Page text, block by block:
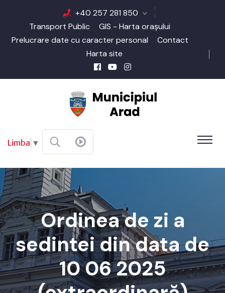
+40 257 281 850
Transport Public
GIS - Harta orașului
Prelucrare date cu caracter personal
Contact
Harta site
Limba ▼
Ordinea de zi a
sedintei din data de
10 06 2025